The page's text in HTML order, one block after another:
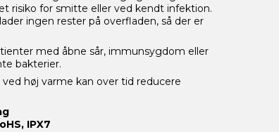
risiko for smitte eller ved kendt infektion.
ingen rester på overfladen, så der er
med åbne sår, immunsygdom eller
bakterier.
høj varme kan over tid reducere
IPX7